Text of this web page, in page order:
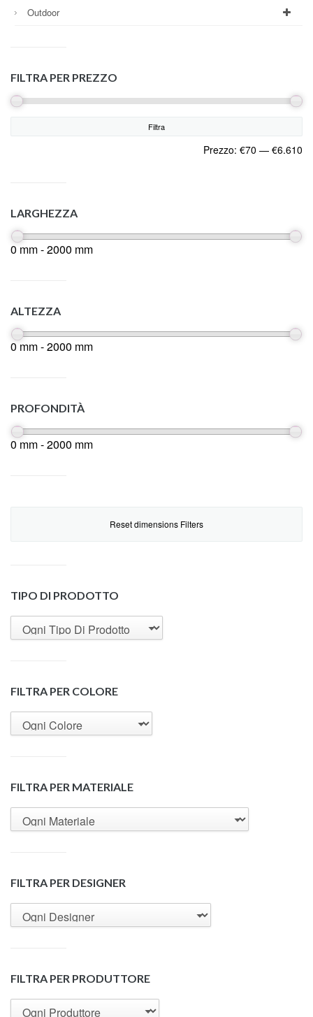
Outdoor
FILTRA PER PREZZO
Filtra
Prezzo: €70 — €6.610
LARGHEZZA
0 mm - 2000 mm
ALTEZZA
0 mm - 2000 mm
PROFONDITÀ
0 mm - 2000 mm
Reset dimensions Filters
TIPO DI PRODOTTO
FILTRA PER COLORE
FILTRA PER MATERIALE
FILTRA PER DESIGNER
FILTRA PER PRODUTTORE